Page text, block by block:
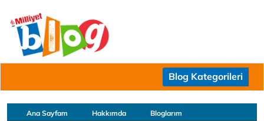
Blog Kategorileri
Ana Sayfam Hakkımda Bloglarım